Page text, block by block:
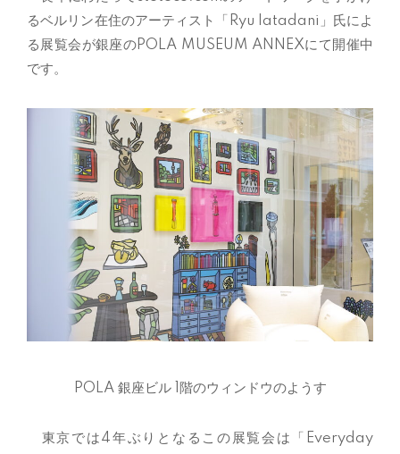
るベルリン在住のアーティスト「 Ryu Iatadani 」氏によ
る展覧会が銀座のPOLA MUSEUM ANNEXにて 開催中
です。
POLA 銀座ビル1 階のウィンドウのようす
東京では4年ぶりとなるこの展覧会は「 Everyday